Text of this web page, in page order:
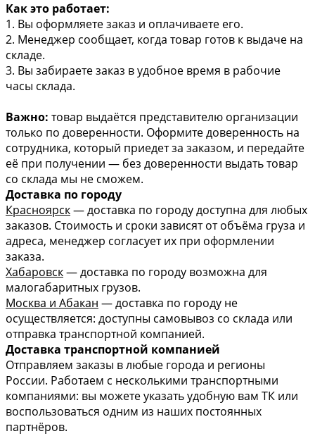
Как это работает:
1. Вы оформляете заказ и оплачиваете его.
2. Менеджер сообщает, когда товар готов к выдаче на
складе.
3. Вы забираете заказ в удобное время в рабочие
часы склада.
Важно: товар выдаётся представителю организации
только по доверенности. Оформите доверенность на
сотрудника, который приедет за заказом, и передайте
её при получении — без доверенности выдать товар
со склада мы не сможем.
Доставка по городу
Красноярск— доставка по городу доступна для любых
заказов. Стоимость и сроки зависят от объёма груза и
адреса, менеджер согласует их при оформлении
заказа.
Хабаровск— доставка по городу возможна для
малогабаритных грузов.
Москва и Абакан — доставка по городу не
осуществляется: доступны самовывоз со склада или
отправка транспортной компанией.
Доставка транспортной компанией
Отправляем заказы в любые города и регионы
России. Работаем с несколькими транспортными
компаниями: вы можете указать удобную вам ТК или
воспользоваться одним из наших постоянных
партнёров.